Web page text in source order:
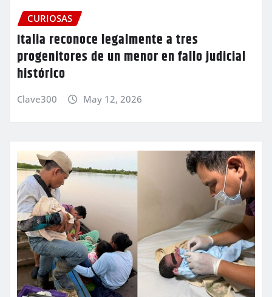
CURIOSAS
Italia reconoce legalmente a tres
progenitores de un menor en fallo judicial
histórico
Clave300 May 12, 2026